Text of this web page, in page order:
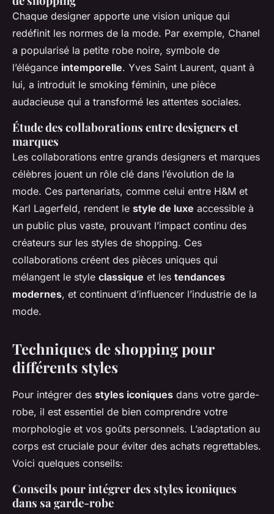
Chaque designer apporte une vision unique qui
redéfinit les normes de la mode. Par exemple, Chanel
a popularisé la petite robe noire, symbole de
l’élégance intemporelle. Yves Saint Laurent, quant à
lui, a introduit le smoking féminin, une pièce
audacieuse qui a transformé les attentes sociales.
Étude des collaborations entre designers et
marques
Les collaborations entre grands designers et marques
célèbres jouent un rôle clé dans l’évolution de la
mode. Ces partenariats, comme celui entre H&M et
Karl Lagerfeld, rendent le style de luxe accessible à
un public plus vaste, prouvant l’impact continu des
créateurs sur les styles de shopping. Ces
collaborations créent des pièces uniques qui
mélangent le style classique et les tendances
modernes, et continuent d’influencer l’industrie de la
mode.
Techniques de shopping pour
différents styles
Pour intégrer des styles iconiques dans votre garde-
robe, il est essentiel de bien comprendre votre
morphologie et vos goûts personnels. L’adaptation au
corps est cruciale pour éviter des achats regrettables.
Voici quelques conseils:
Conseils pour intégrer des styles iconiques
dans sa garde-robe